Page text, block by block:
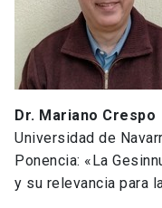
Dr. Mariano Crespo
Universidad de
Ponencia: «La
y su relevancia para